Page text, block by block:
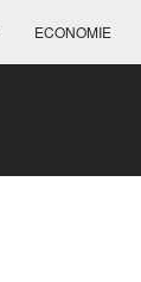
ECONOMIE